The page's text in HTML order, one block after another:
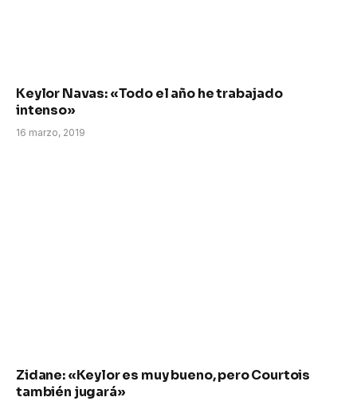
Keylor Navas: «Todo el año he trabajado
intenso»
16 marzo, 2019
Zidane: «Keylor es muy bueno, pero Courtois
también jugará»